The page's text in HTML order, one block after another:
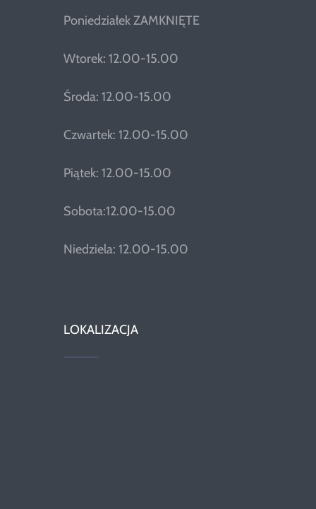
Poniedziałek ZAMKNIĘTE
Wtorek: 12.00-15.00
Środa: 12.00-15.00
Czwartek: 12.00-15.00
Piątek: 12.00-15.00
Sobota:12.00-15.00
Niedziela: 12.00-15.00
LOKALIZACJA